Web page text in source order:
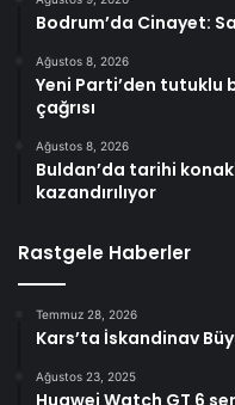
Bodrum’da Cinayet:
Ağustos 8, 2026
Yeni Parti’den tutuklu
çağrısı
Ağustos 8, 2026
Buldan’da tarihi
kazandırılıyor
Rastgele Haberler
Temmuz 28, 2026
Kars’ta İskandinav
Ağustos 23, 2025